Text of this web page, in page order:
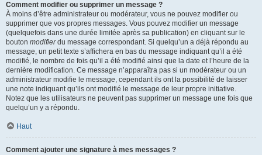
Comment modifier ou supprimer un message ?
À moins d’être administrateur ou modérateur, vous ne pouvez modifier ou
supprimer que vos propres messages. Vous pouvez modifier un message
(quelquefois dans une durée limitée après sa publication) en cliquant sur le
bouton modifierdu message correspondant. Si quelqu’un a déjà répondu au
message, un petit texte s’affichera en bas du message indiquant qu’il a été
modifié, le nombre de fois qu’il a été modifié ainsi que la date et l’heure de la
dernière modification. Ce message n’apparaîtra pas si un modérateur ou un
administrateur modifie le message, cependant ils ont la possibilité de laisser
une note indiquant qu’ils ont modifié le message de leur propre initiative.
Notez que les utilisateurs ne peuvent pas supprimer un message une fois que
quelqu’un y a répondu.
Haut
Comment ajouter une signature à mes messages ?